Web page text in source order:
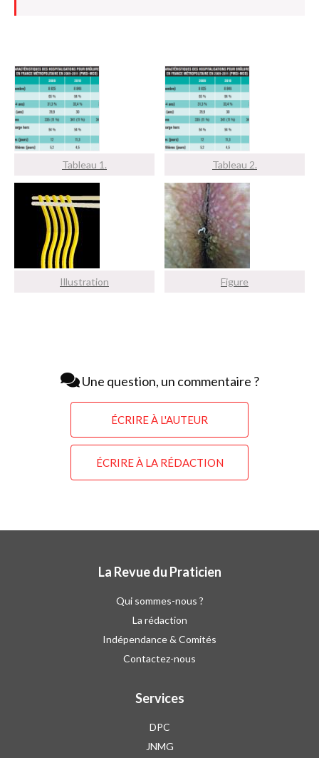
Tableau 1. Tableau 2.
Illustration Figure
Une question, un commentaire ?
ÉCRIRE À L'AUTEUR
ÉCRIRE À LA RÉDACTION
La Revue du Praticien
Qui sommes-nous ?
La rédaction
Indépendance & Comités
Contactez-nous
Services
DPC
JNMG